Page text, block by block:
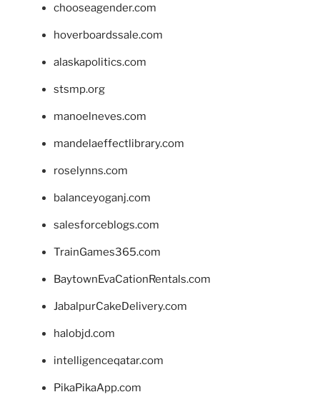
chooseagender.com
hoverboardssale.com
alaskapolitics.com
stsmp.org
manoelneves.com
mandelaeffectlibrary.com
roselynns.com
balanceyoganj.com
salesforceblogs.com
TrainGames365.com
BaytownEvaCationRentals.com
JabalpurCakeDelivery.com
halobjd.com
intelligenceqatar.com
PikaPikaApp.com